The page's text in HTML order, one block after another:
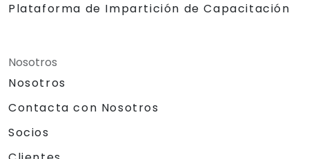
Plataforma de Impartición de Capacitación
Nosotros
Nosotros
Contacta con Nosotros
Socios